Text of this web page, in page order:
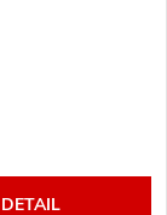
DETAIL